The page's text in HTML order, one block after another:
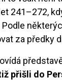
241–272,
za předky
přišli do